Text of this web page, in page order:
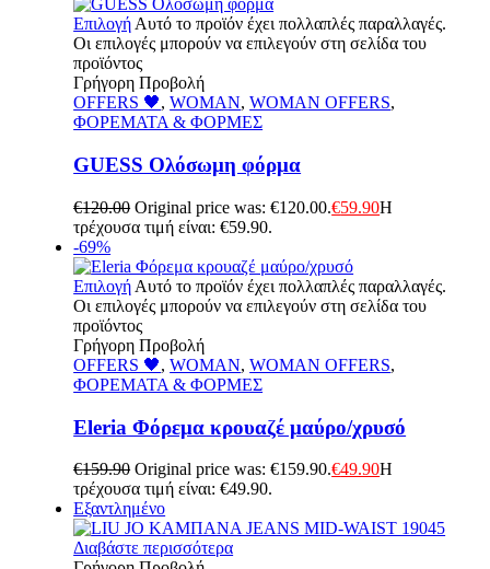
ΕπιλογήΑυτό το προϊόν έχει πολλαπλές παραλλαγές.
Οι επιλογές μπορούν να επιλεγούν στη σελίδα του
προϊόντος
Γρήγορη Προβολή
OFFERS 🖤,WOMAN,WOMAN OFFERS,
ΦΟΡΕΜΑΤΑ & ΦΟΡΜΕΣ
GUESS Ολόσωμη φόρμα
€120.00 Original price was: €120.00.€59.90Η
τρέχουσα τιμή είναι: €59.90.
-69%
Επιλογή Αυτό το προϊόν έχει πολλαπλές παραλλαγές.
Οι επιλογές μπορούν να επιλεγούν στη σελίδα του
προϊόντος
Γρήγορη Προβολή
OFFERS 🖤,WOMAN,WOMAN OFFERS,
ΦΟΡΕΜΑΤΑ & ΦΟΡΜΕΣ
Eleria Φόρεμα κρουαζέ μαύρο/χρυσό
€159.90 Original price was: €159.90.€49.90Η
τρέχουσα τιμή είναι: €49.90.
Εξαντλημένο
Διαβάστε περισσότερα